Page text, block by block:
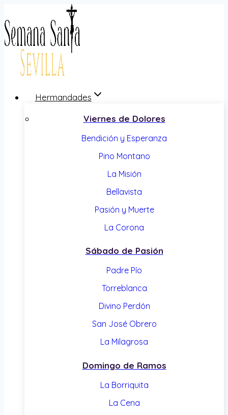
al
contenido
Hermandades
Viernes de Dolores
Bendición y Esperanza
Pino Montano
La Misión
Bellavista
Pasión y Muerte
La Corona
Sábado de Pasión
Padre Pío
Torreblanca
Divino Perdón
San José Obrero
La Milagrosa
Domingo de Ramos
La Borriquita
La Cena